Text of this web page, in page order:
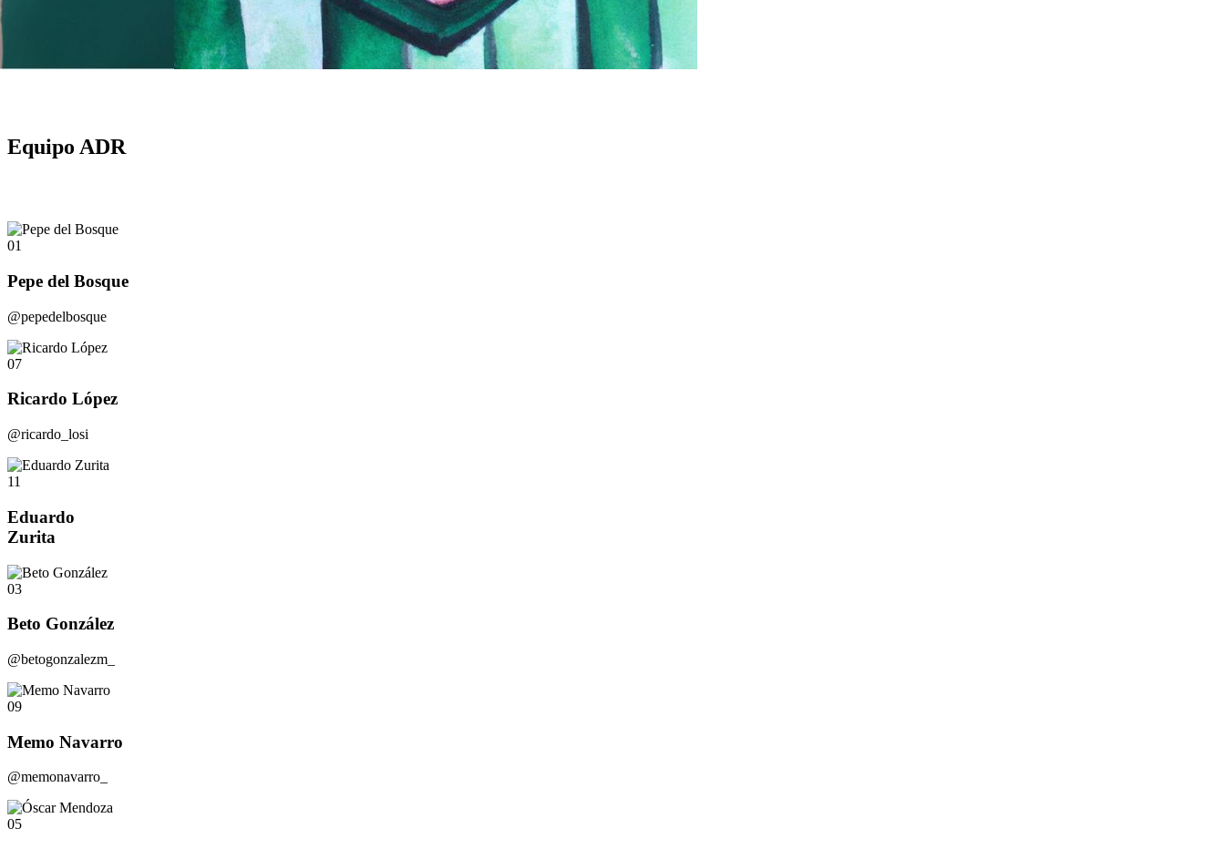
Equipo ADR
01
Pepe del Bosque
@pepedelbosque
07
Ricardo López
@ricardo_losi
11
Eduardo
Zurita
03
Beto González
@betogonzalezm_
09
Memo Navarro
@memonavarro_
05